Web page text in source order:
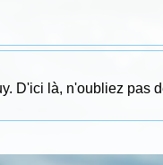
D'ici là, n'oubliez pas